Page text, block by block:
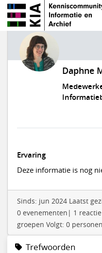
Daphne
Ervaring
Deze informatie is nog
Sinds: jun 2024 Laatst
0 evenementen| 1
groepen Volgt: 0
Trefwoorden